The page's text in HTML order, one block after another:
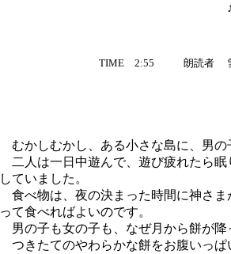
TIME 2:55 朗読者
むかしむかし、ある小さな島に、男の
二人は一日中遊んで、遊び疲れたら眠
していました。
食べ物は、夜の決まった時間に神さま
って食べればよいのです。
男の子も女の子も、なぜ月から餅が降
つきたてのやわらかな餅をお腹いっぱ